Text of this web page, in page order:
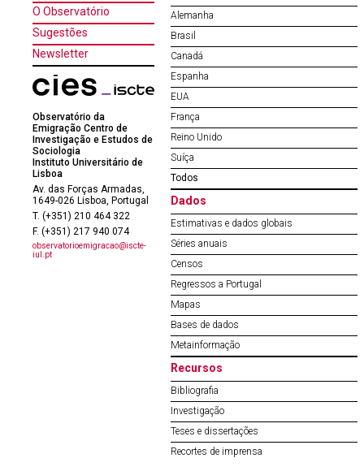
O Observatório
Sugestões
Newsletter
Observatório da
Emigração Centro de
Investigação e Estudos de
Sociologia
Instituto Universitário de
Lisboa
Av. das Forças Armadas,
1649-026 Lisboa, Portugal
T. (+351) 210 464 322
F. (+351) 217 940 074
observatorioemigracao@iscte-
iul.pt
Alemanha
Brasil
Canadá
Espanha
EUA
França
Reino Unido
Suíça
Todos
Dados
Estimativas e dados globais
Séries anuais
Censos
Regressos a Portugal
Mapas
Bases de dados
Metainformação
Recursos
Bibliografia
Investigação
Teses e dissertações
Recortes de imprensa